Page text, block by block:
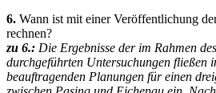
6. Wann ist mit einer Veröffentlichung
rechnen?
zu 6.: Die Ergebnisse der im Rahmen
durchgeführten Untersuchungen fließen
beauftragenden Planungen für einen